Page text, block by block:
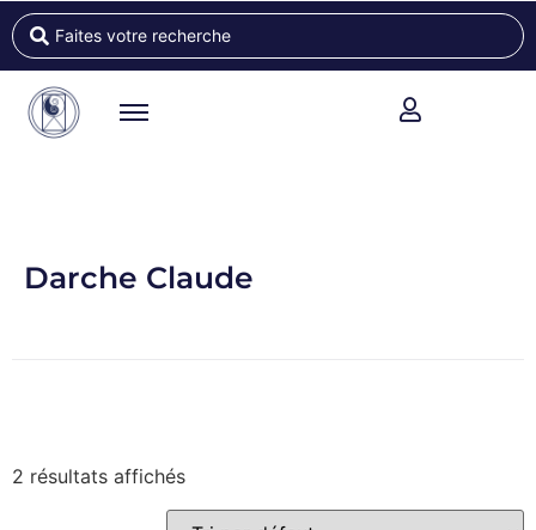
Darche Claude
2 résultats affichés